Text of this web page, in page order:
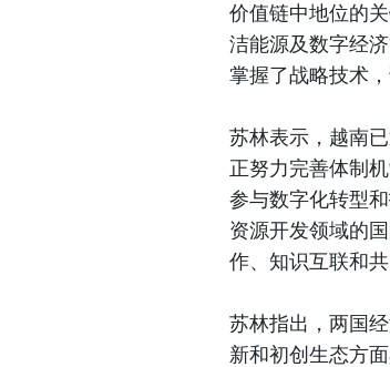
价值链中地位的
洁能源及数字经
掌握了战略技术
苏林表示，越南
正努力完善体制
参与数字化转型
资源开发领域的
作、知识互联和
苏林指出，两国
新和初创生态方